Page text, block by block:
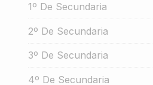
1º De Secundaria
2º De Secundaria
3º De Secundaria
4º De Secundaria